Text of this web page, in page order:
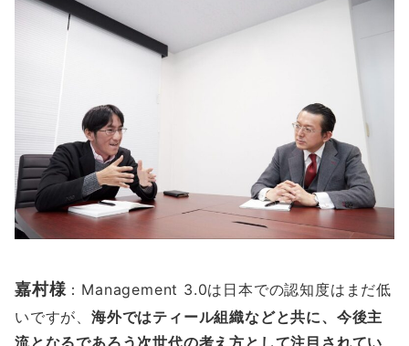
嘉村様：Management 3.0は日本での認知度はまだ低
いですが、 海外ではティール組織などと共に、今後主